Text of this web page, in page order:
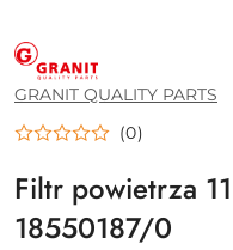
GRANIT
QUALITY
PARTS
GRANIT QUALITY PARTS
(0)
Filtr powietrza
18550187/0